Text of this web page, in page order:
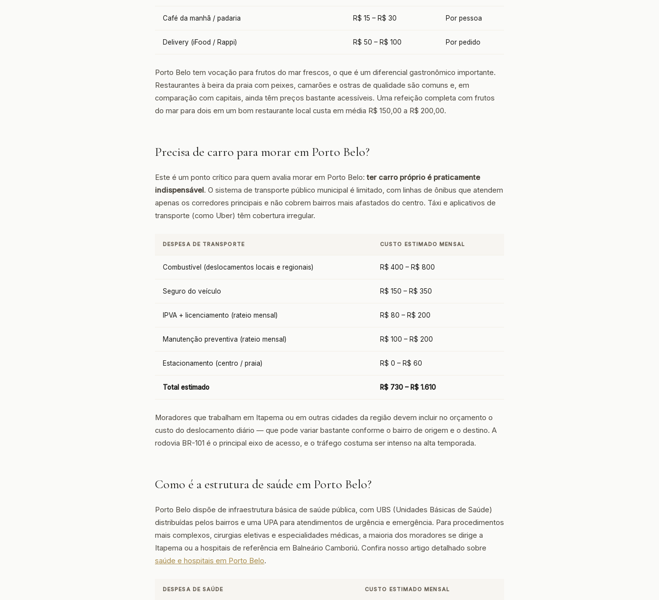
Café da manhã / padaria R$ 15 – R$ 30 Por pessoa
Delivery (iFood / Rappi) R$ 50 – R$ 100 Por pedido
Porto Belo tem vocação para frutos do mar frescos, o que é um diferencial gastronômico importante.
Restaurantes à beira da praia com peixes, camarões e ostras de qualidade são comuns e, em
comparação com capitais, ainda têm preços bastante acessíveis. Uma refeição completa com frutos
do mar para dois em um bom restaurante local custa em média R$ 150,00 a R$ 200,00.
Precisa de carro para morar em Porto Belo?
Este é um ponto crítico para quem avalia morar em Porto Belo:ter carro próprio é praticamente
indispensável. O sistema de transporte público municipal é limitado, com linhas de ônibus que atendem
apenas os corredores principais e não cobrem bairros mais afastados do centro. Táxi e aplicativos de
transporte (como Uber) têm cobertura irregular.
DESPESA DE TRANSPORTE CUSTO ESTIMADO MENSAL
Combustível (deslocamentos locais e regionais) R$ 400 – R$ 800
Seguro do veículo R$ 150 – R$ 350
IPVA + licenciamento (rateio mensal) R$ 80 – R$ 200
Manutenção preventiva (rateio mensal) R$ 100 – R$ 200
Estacionamento (centro / praia) R$ 0 – R$ 60
Total estimado R$ 730 – R$ 1.610
Moradores que trabalham em Itapema ou em outras cidades da região devem incluir no orçamento o
custo do deslocamento diário — que pode variar bastante conforme o bairro de origem e o destino. A
rodovia BR-101 é o principal eixo de acesso, e o tráfego costuma ser intenso na alta temporada.
Como é a estrutura de saúde em Porto Belo?
Porto Belo dispõe de infraestrutura básica de saúde pública, com UBS (Unidades Básicas de Saúde)
distribuídas pelos bairros e uma UPA para atendimentos de urgência e emergência. Para procedimentos
mais complexos, cirurgias eletivas e especialidades médicas, a maioria dos moradores se dirige a
Itapema ou a hospitais de referência em Balneário Camboriú. Confira nosso artigo detalhado sobre
saúde e hospitais em Porto Belo.
DESPESA DE SAÚDE CUSTO ESTIMADO MENSAL